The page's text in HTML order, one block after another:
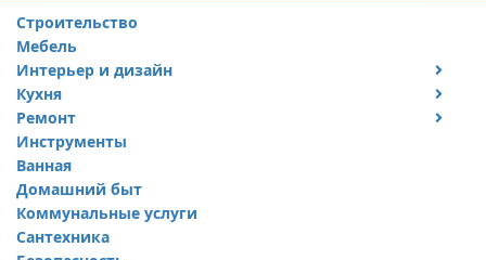
Строительство
Мебель
Интерьер и дизайн
Дизайн дачи
Дизайн квартиры
Кухня
Посуда
Ремонт
Ремонт дачи
Ремонт квартиры
Инструменты
Ванная
Домашний быт
Коммунальные услуги
Сантехника